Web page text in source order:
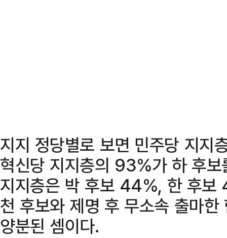
지지 정당별로 보면 민주당 지
혁신당 지지층의 93%가 하 후
지지층은 박 후보 44%, 한 후보
천 후보와 제명 후 무소속 출마
양분된 셈이다.